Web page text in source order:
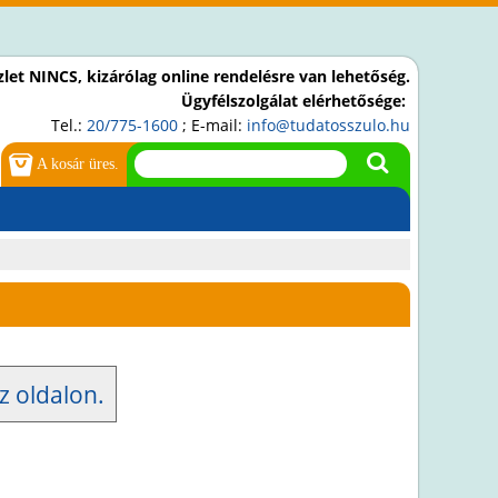
NINCS, kizárólag online rendelésre van lehetőség.
Ügyfélszolgálat elérhetősége:
Tel.: 20/775-1600 ; E-mail: info@tudatosszulo.hu
oldalon.
A kosár üres.